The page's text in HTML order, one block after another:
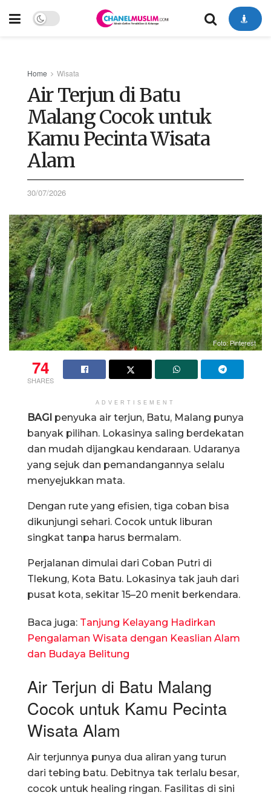
Home Wisata
Air Terjun di Batu
Malang Cocok untuk
Kamu Pecinta Wisata
Alam
30/07/2026
Foto: Pinterest
74
SHARES
ADVERTISEMENT
BAGI penyuka air terjun, Batu, Malang punya
banyak pilihan. Lokasinya saling berdekatan
dan mudah dijangkau kendaraan. Udaranya
yang sejuk dan pemandangannya selalu
menyejukkan mata.
Dengan rute yang efisien, tiga coban bisa
dikunjungi sehari. Cocok untuk liburan
singkat tanpa harus bermalam.
Perjalanan dimulai dari Coban Putri di
Tlekung, Kota Batu. Lokasinya tak jauh dari
pusat kota, sekitar 15–20 menit berkendara.
Baca juga: Tanjung Kelayang Hadirkan
Pengalaman Wisata dengan Keaslian Alam
dan Budaya Belitung
Air Terjun di Batu Malang
Cocok untuk Kamu Pecinta
Wisata Alam
Air terjunnya punya dua aliran yang turun
dari tebing batu. Debitnya tak terlalu besar,
cocok untuk healing ringan. Fasilitas di sini